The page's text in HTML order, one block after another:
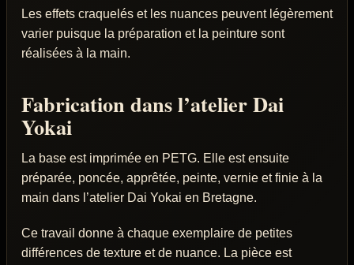
Les effets craquelés et les nuances peuvent légèrement
varier puisque la préparation et la peinture sont
réalisées à la main.
Fabrication dans l’atelier Dai
Yokai
La base est imprimée en PETG. Elle est ensuite
préparée, poncée, apprêtée, peinte, vernie et finie à la
main dans l’atelier Dai Yokai en Bretagne.
Ce travail donne à chaque exemplaire de petites
différences de texture et de nuance. La pièce est